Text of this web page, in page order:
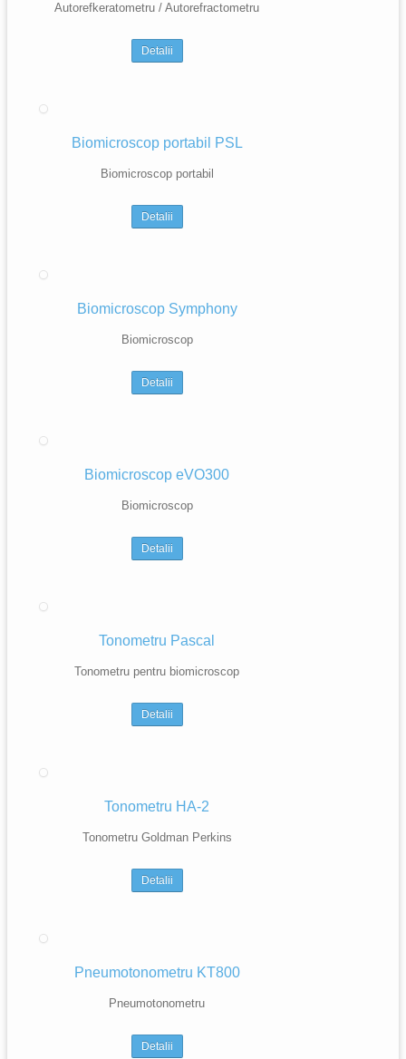
Autorefkeratometru / Autorefractometru
Detalii
Biomicroscop portabil PSL
Biomicroscop portabil
Detalii
Biomicroscop Symphony
Biomicroscop
Detalii
Biomicroscop eVO300
Biomicroscop
Detalii
Tonometru Pascal
Tonometru pentru biomicroscop
Detalii
Tonometru HA-2
Tonometru Goldman Perkins
Detalii
Pneumotonometru KT800
Pneumotonometru
Detalii